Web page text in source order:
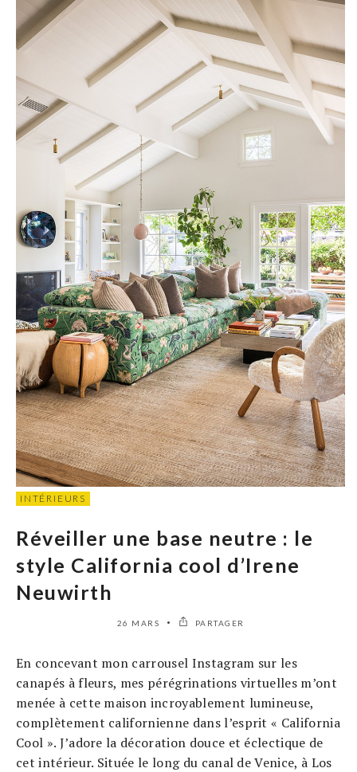
INTÉRIEURS
Réveiller une base neutre : le
style California cool d’Irene
Neuwirth
26 MARS PARTAGER
En concevant mon carrousel Instagram sur les
canapés à fleurs, mes pérégrinations virtuelles m’ont
menée à cette maison incroyablement lumineuse,
complètement californienne dans l’esprit « California
Cool ». J’adore la décoration douce et éclectique de
cet intérieur. Située le long du canal de Venice, à Los